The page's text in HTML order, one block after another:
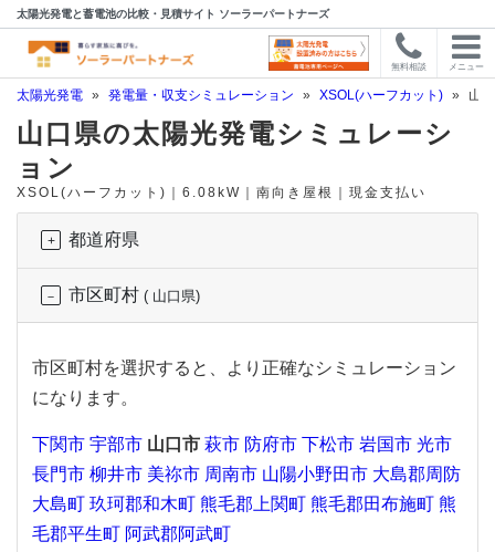
太陽光発電と蓄電池の比較・見積サイト ソーラーパートナーズ
無料相談 メニュー
太陽光発電 » 発電量・収支シミュレーション » XSOL(ハーフカット) » 山
山口県の太陽光発電シミュレーシ
ョン
XSOL(ハーフカット)｜6.08kW｜南向き屋根｜現金支払い
都道府県
市区町村 ( 山口県)
市区町村を選択すると、より正確なシミュレーション
になります。
下関市 宇部市 山口市 萩市 防府市 下松市 岩国市 光市
長門市 柳井市 美祢市 周南市 山陽小野田市 大島郡周防
大島町 玖珂郡和木町 熊毛郡上関町 熊毛郡田布施町 熊
毛郡平生町 阿武郡阿武町